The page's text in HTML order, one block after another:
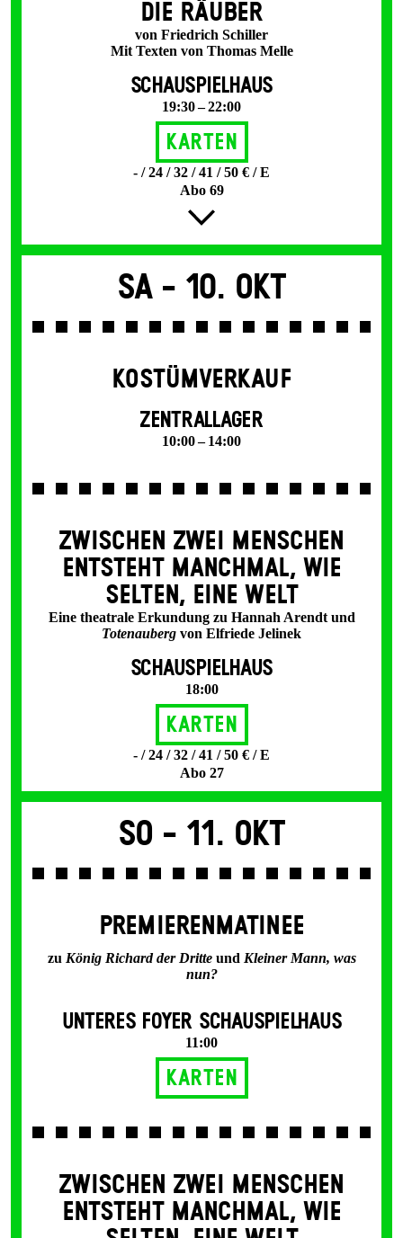
DIE RÄUBER
von Friedrich Schiller
Mit Texten von Thomas Melle
SCHAUSPIELHAUS
19:30 – 22:00
Karten
- / 24 / 32 / 41 / 50 € / E
Abo 69
Sa - 10. Okt
KOSTÜMVERKAUF
ZENTRALLAGER
10:00 – 14:00
ZWISCHEN ZWEI MENSCHEN
ENT­STEHT MANCH­MAL, WIE
SELTEN, EINE WELT
Eine theatrale Erkundung zu Hannah Arendt und
Totenauberg von Elfriede Jelinek
SCHAUSPIELHAUS
18:00
Karten
- / 24 / 32 / 41 / 50 € / E
Abo 27
So - 11. Okt
PREMIERENMATINEE
zu König Richard der Dritte und Kleiner Mann, was
nun?
UNTERES FOYER SCHAUSPIELHAUS
11:00
Karten
ZWISCHEN ZWEI MENSCHEN
ENT­STEHT MANCH­MAL, WIE